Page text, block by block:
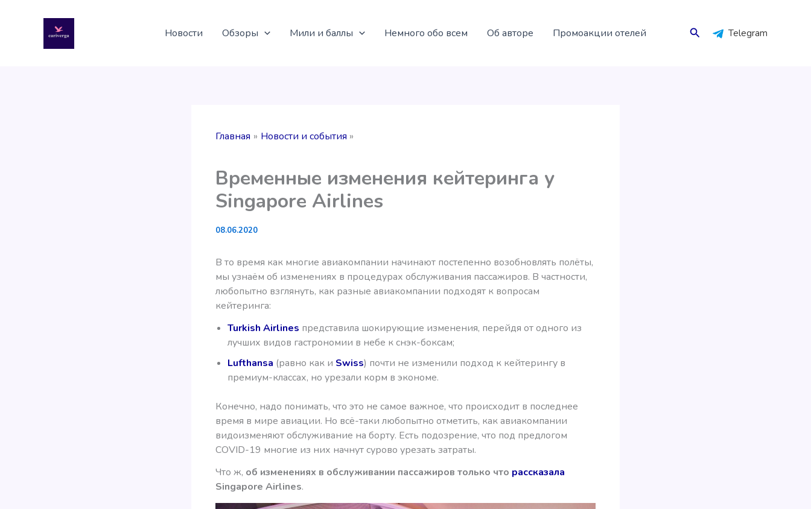
содержимому
Новости Обзоры Мили и баллы Немного обо всем Об авторе Промоакции отелей Поиск Telegram
Главная Новости и события
Временные изменения кейтеринга у
Singapore Airlines
08.06.2020
В то время как многие авиакомпании начинают постепенно возобновлять полёты,
мы узнаём об изменениях в процедурах обслуживания пассажиров. В частности,
любопытно взглянуть, как разные авиакомпании подходят к вопросам
кейтеринга:
Turkish Airlines представила шокирующие изменения, перейдя от одного из
лучших видов гастрономии в небе к снэк-боксам;
Lufthansa (равно как и Swiss) почти не изменили подход к кейтерингу в
премиум-классах, но урезали корм в экономе.
Конечно, надо понимать, что это не самое важное, что происходит в последнее
время в мире авиации. Но всё-таки любопытно отметить, как авиакомпании
видоизменяют обслуживание на борту. Есть подозрение, что под предлогом
COVID-19 многие из них начнут сурово урезать затраты.
Что ж, об изменениях в обслуживании пассажиров только что рассказала
Singapore Airlines.